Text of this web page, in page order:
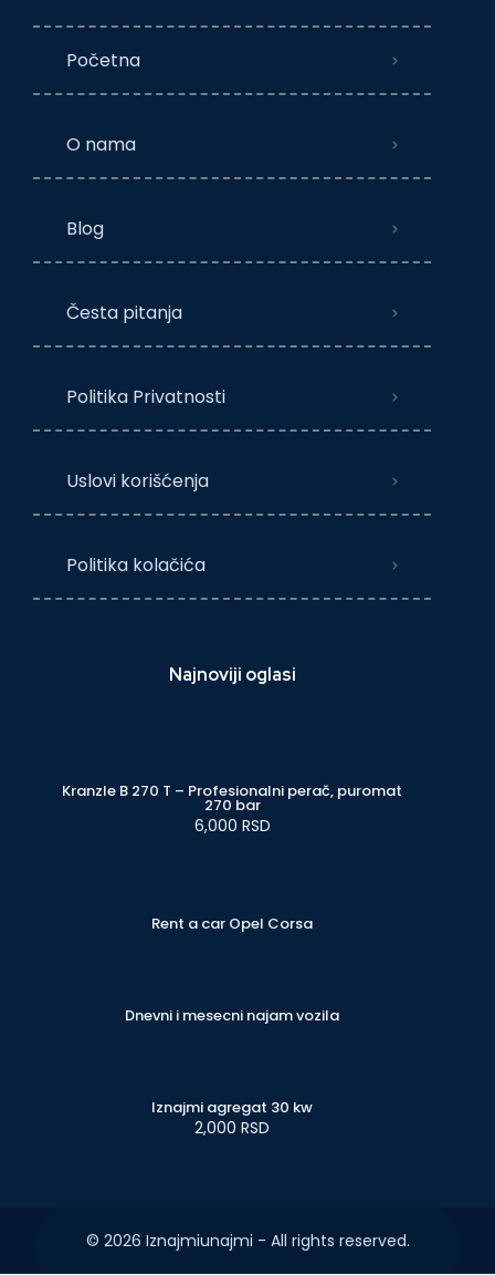
Početna
O nama
Blog
Česta pitanja
Politika Privatnosti
Uslovi korišćenja
Politika kolačića
Najnoviji oglasi
Kranzle B 270 T – Profesionalni perač, puromat
270 bar
6,000 RSD
Rent a car Opel Corsa
Dnevni i mesecni najam vozila
Iznajmi agregat 30 kw
2,000 RSD
© 2026 Iznajmiunajmi - All rights reserved.